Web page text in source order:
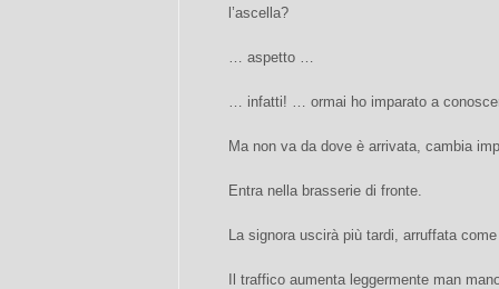
l’ascella?
… aspetto …
… infatti! … ormai ho imparato a
Ma non va da dove è arrivata, cambia
Entra nella brasserie di fronte.
La signora uscirà più tardi, arruffata
Il traffico aumenta leggermente man